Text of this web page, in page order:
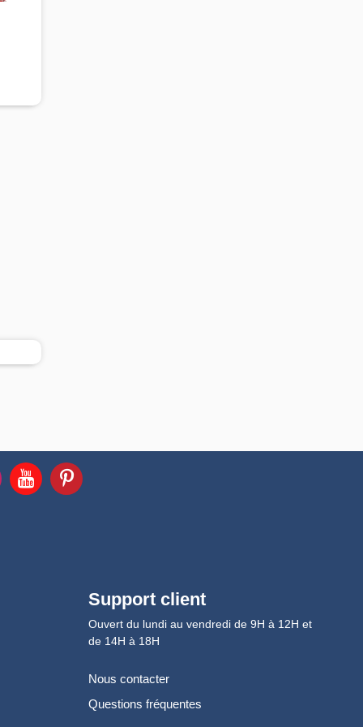
Support client
Ouvert du lundi au vendredi de 9H à 12H et
de 14H à 18H
Nous contacter
Questions fréquentes